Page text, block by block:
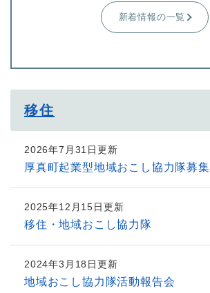
新着情報の一覧
移住
2026年7月31日更新
厚真町起業型地域おこし協力隊募集
2025年12月15日更新
移住・地域おこし協力隊
2024年3月18日更新
地域おこし協力隊活動報告会